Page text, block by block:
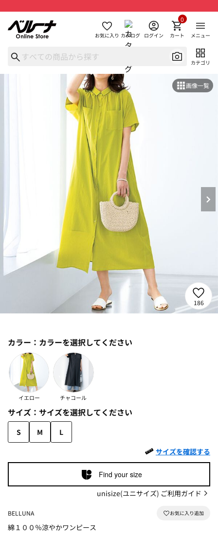
お気に入り カタログ ログイン カート
0
メニュー
カテゴリ
画像一覧
186
カラー： カラーを選択してください
イエロー チャコール
サイズ： サイズを選択してください
S M
L
サイズを確認する
Find your size
unisize(ユニサイズ) ご利用ガイド
BELLUNA
綿１００％涼やかワンピース